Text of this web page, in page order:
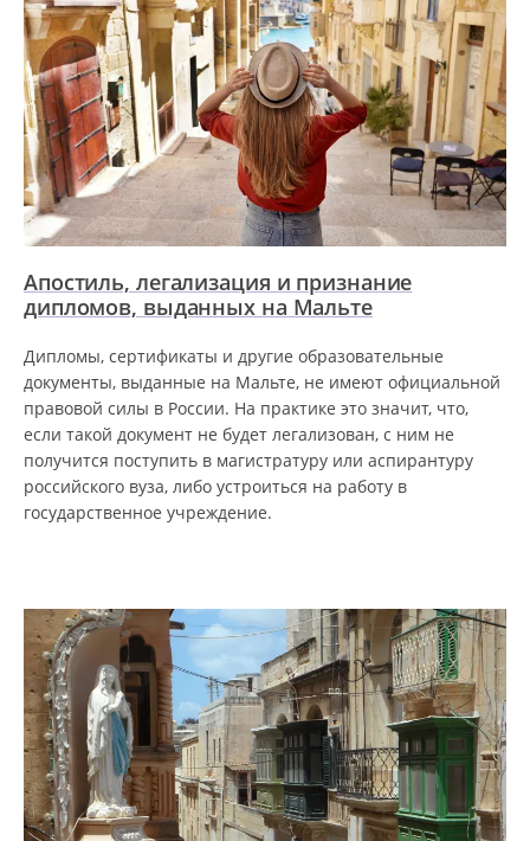
Апостиль, легализация и признание
дипломов, выданных на Мальте
Дипломы, сертификаты и другие образовательные
документы, выданные на Мальте, не имеют официальной
правовой силы в России. На практике это значит, что,
если такой документ не будет легализован, с ним не
получится поступить в магистратуру или аспирантуру
российского вуза, либо устроиться на работу в
государственное учреждение.